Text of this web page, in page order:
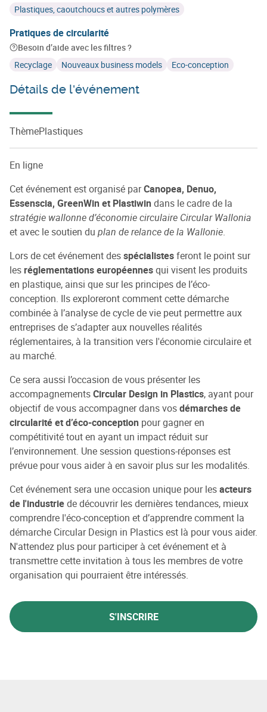
Plastiques, caoutchoucs et autres polymères
Pratiques de circularité
Besoin d’aide avec les filtres ?
Recyclage
Nouveaux business models Eco-conception
Détails de l'événement
ThèmePlastiques
En ligne
Cet événement est organisé parCanopea, Denuo,
Essenscia, GreenWin et Plastiwin dans le cadre de la
stratégie wallonne d’économie circulaire Circular Wallonia
et avec le soutien du plan de relance de la Wallonie.
Lors de cet événement desspécialistesferont le point sur
les réglementations européennesqui visent les produits
en plastique, ainsi que sur les principes de l’éco-
conception. Ils exploreront comment cette démarche
combinée à l’analyse de cycle de vie peut permettre aux
entreprises de s’adapter aux nouvelles réalités
réglementaires, à la transition vers l'économie circulaire et
au marché.
Ce sera aussi l’occasion de vous présenter les
accompagnementsCircular Design in Plastics, ayant pour
objectif de vous accompagner dans vosdémarches de
circularité et d’éco-conception pour gagner en
compétitivité tout en ayant un impact réduit sur
l’environnement. Une session questions-réponses est
prévue pour vous aider à en savoir plus sur les modalités.
Cet événement sera une occasion unique pour lesacteurs
de l'industriede découvrir les dernières tendances, mieux
comprendre l'éco-conception et d’apprendre comment la
démarche Circular Design in Plastics est là pour vous aider.
N'attendez plus pour participer à cet événement et à
transmettre cette invitation à tous les membres de votre
organisation qui pourraient être intéressés.
S'INSCRIRE